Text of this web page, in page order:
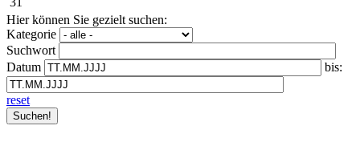
Hier können Sie gezielt suchen:
Kategorie
Suchwort
Datum
bis:
reset